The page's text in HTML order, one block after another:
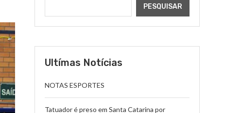
PESQUISAR
Ultímas Notícias
NOTAS ESPORTES
Tatuador é preso em Santa Catarina por